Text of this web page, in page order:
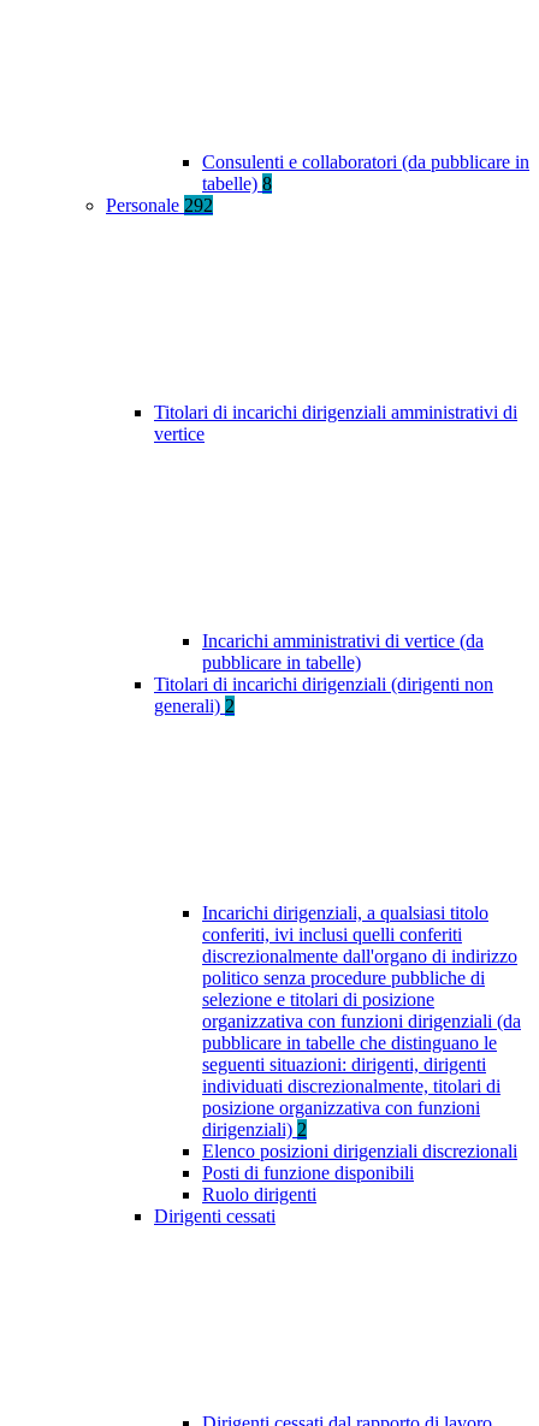
Consulenti e collaboratori (da pubblicare in
tabelle) 8
Personale 292
Titolari di incarichi dirigenziali amministrativi di
vertice
Incarichi amministrativi di vertice (da
pubblicare in tabelle)
Titolari di incarichi dirigenziali (dirigenti non
generali) 2
Incarichi dirigenziali, a qualsiasi titolo
conferiti, ivi inclusi quelli conferiti
discrezionalmente dall'organo di indirizzo
politico senza procedure pubbliche di
selezione e titolari di posizione
organizzativa con funzioni dirigenziali (da
pubblicare in tabelle che distinguano le
seguenti situazioni: dirigenti, dirigenti
individuati discrezionalmente, titolari di
posizione organizzativa con funzioni
dirigenziali) 2
Elenco posizioni dirigenziali discrezionali
Posti di funzione disponibili
Ruolo dirigenti
Dirigenti cessati